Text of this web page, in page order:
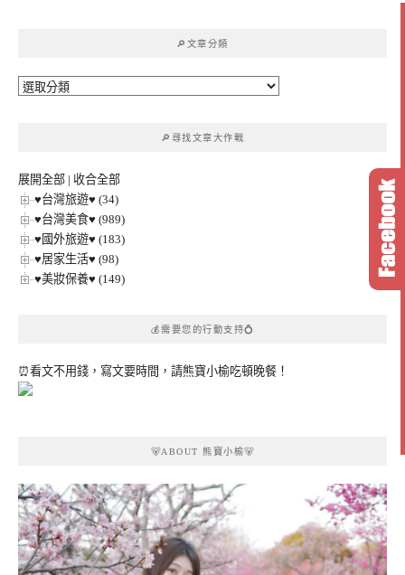
🔎文章分類
🔎
🔎尋找文章大作戰
展開全部 | 收合全部
♥台灣旅遊♥ (34)
♥台灣美食♥ (989)
♥國外旅遊♥ (183)
♥居家生活♥ (98)
♥美妝保養♥ (149)
💰需要您的行動支持💍
⏰看文不用錢，寫文要時間，請熊寶小榆吃頓晚餐！
🐻ABOUT 熊寶小榆🐻